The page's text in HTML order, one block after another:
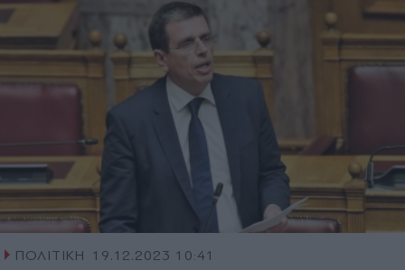
ΠΟΛΙΤΙΚΗ
19.12.2023 10:41